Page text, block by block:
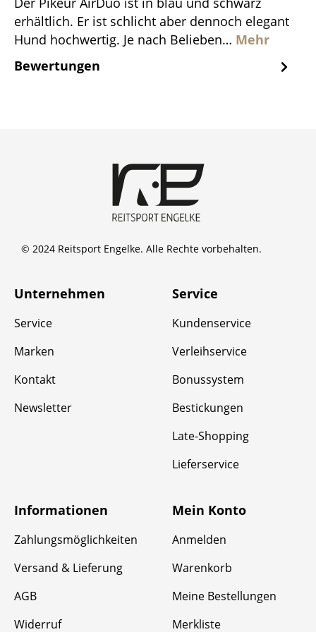
erhältlich. Er ist schlicht aber dennoch elegant
Hund hochwertig. Je nach Belieben… Mehr
Bewertungen
© 2024 Reitsport Engelke. Alle Rechte vorbehalten.
Unternehmen
Service
Marken
Kontakt
Newsletter
Service
Kundenservice
Verleihservice
Bonussystem
Bestickungen
Late-Shopping
Lieferservice
Informationen
Zahlungsmöglichkeiten
Versand & Lieferung
AGB
Widerruf
Mein Konto
Anmelden
Warenkorb
Meine Bestellungen
Merkliste